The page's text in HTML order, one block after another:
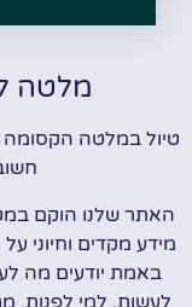
מלטה
טיול במלטה
האתר שלנו הוקם
מידע מקדים וחיוני
באמת יודעים מה
לעשות, למי לפנות,